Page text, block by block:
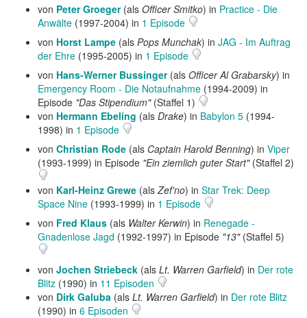
von Peter Groeger(als Officer Smitko) in Practice - Die
Anwälte (1997-2004) in 1 Episode
von Horst Lampe (als Pops Munchak) in JAG - Im Auftrag
der Ehre (1995-2005) in 1 Episode
von Hans-Werner Bussinger(als Officer Al Grabarsky) in
Emergency Room - Die Notaufnahme (1994-2009) in
Episode "Das Stipendium"(Staffel 1)
von Hermann Ebeling (als Drake) in Babylon 5 (1994-
1998) in 1 Episode
von Christian Rode (als Captain Harold Benning) in Viper
(1993-1999) in Episode "Ein ziemlich guter Start"(Staffel 2)
von Karl-Heinz Grewe (alsZef'no) in Star Trek: Deep
Space Nine (1993-1999) in 1 Episode
von Fred Klaus (als Walter Kerwin) in Renegade -
Gnadenlose Jagd (1992-1997) in Episode "13"(Staffel 5)
von Jochen Striebeck (als Lt. Warren Garfield) in Der rote
Blitz (1990) in 11 Episoden
von Dirk Galuba (als Lt. Warren Garfield) in Der rote Blitz
(1990) in 6 Episoden